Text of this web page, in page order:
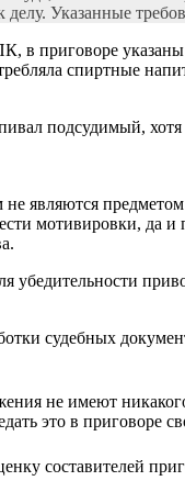
Указанные
в приговоре
спиртные
подсудимый,
являются
мотивировки, да
судебных
не имеют
это в приговоре
составителей